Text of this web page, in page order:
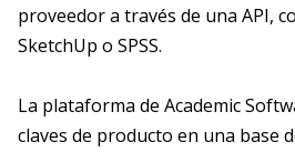
proveedor a través de una API,
SketchUp o SPSS.
La plataforma de Academic
claves de producto en una base